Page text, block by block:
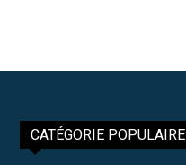
CATÉGORIE POPULAIRE